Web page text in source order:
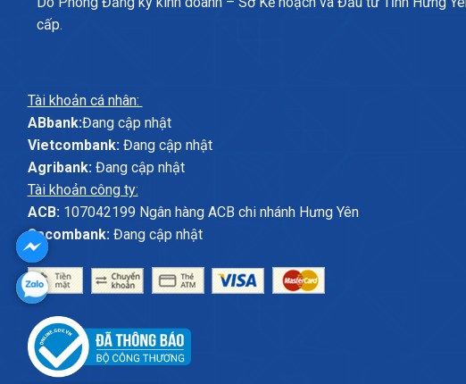
cấp.
Tài khoản cá nhân:
ABbank:Đang cập nhật
Vietcombank:Đang cập nhật
Agribank:Đang cập nhật
Tài khoản công ty:
ACB:107042199 Ngân hàng ACB chi nhánh Hưng Yên
Sacombank:Đang cập nhật